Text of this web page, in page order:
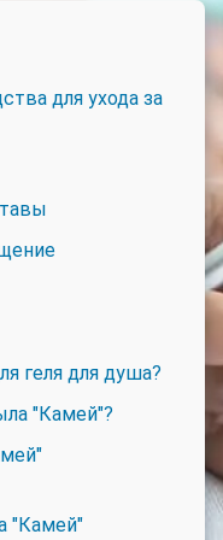
для ухода за
геля для душа?
"Камей"?
"Камей"